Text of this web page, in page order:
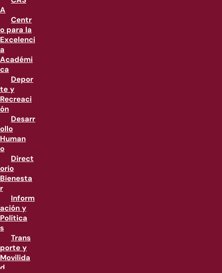
A
Centr
o para la
Excelenci
a
Académi
ca
Depor
te y
Recreaci
ón
Desarr
ollo
Human
o
Direct
orio
Bienesta
r
Inform
ación y
Política
s
Trans
porte y
Movilida
d